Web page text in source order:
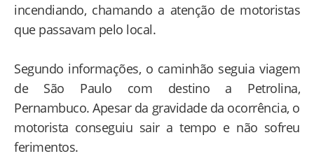
incendiando, chamando a atenção de motoristas
que passavam pelo local.
Segundo informações, o caminhão seguia viagem
de São Paulo com destino a Petrolina,
Pernambuco. Apesar da gravidade da ocorrência, o
motorista conseguiu sair a tempo e não sofreu
ferimentos.